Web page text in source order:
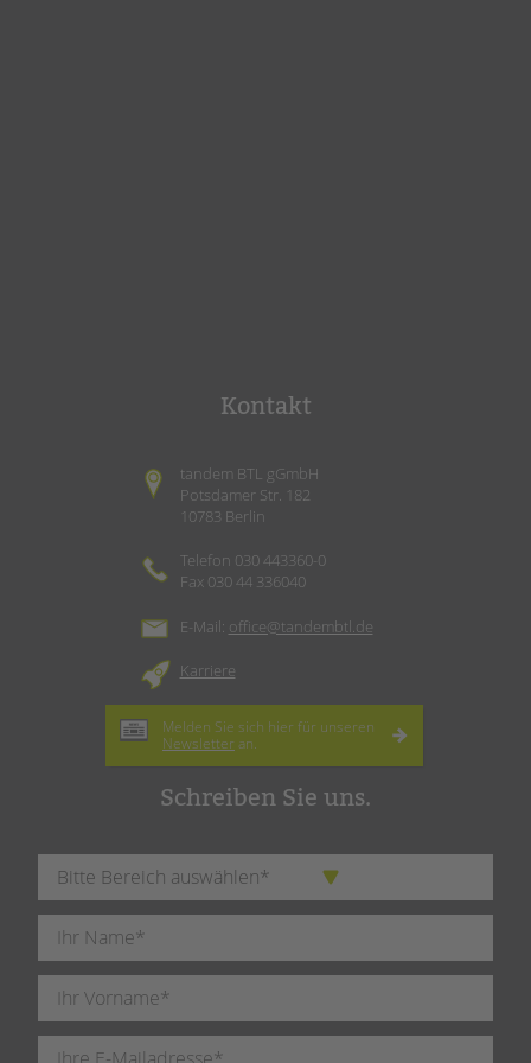
Kontakt
tandem BTL gGmbH
Potsdamer Str. 182
10783 Berlin
Telefon 030 443360-0
Fax 030 44 336040
E-Mail: office@tandembtl.de
Karriere
Melden Sie sich hier für unseren
Newsletter an.
Schreiben Sie uns.